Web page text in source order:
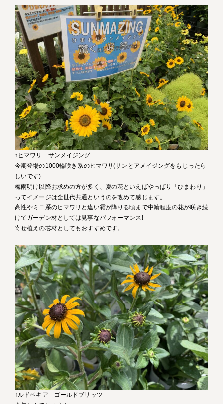
↑ヒマワリ サンメイジング
今期登場の1000輪咲き系のヒマワリ(サンとアメイジングをもじったら
しいです)
梅雨明け以降お求めの方が多く、夏の花といえばやっぱり「ひまわり」
ってイメージは全世代共通というのを改めて感じます。
高性やミニ系のヒマワリと違い霜が降りる頃まで中輪程度の花が咲き続
けてガーデン材としては見事なパフォーマンス!
寄せ植えの芯材としてもおすすめです。
↑ルドベキア ゴールドブリッツ